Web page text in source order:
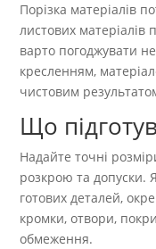
Порізка матеріалів
листових матеріалів
варто погоджувати
кресленням,
чистовим
Що
Надайте точні
розкрою та допуски.
готових деталей,
кромки, отвори,
обмеження.